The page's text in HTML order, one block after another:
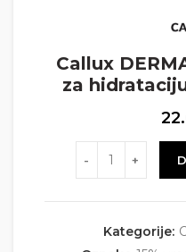
Callux
za
Kategorije: